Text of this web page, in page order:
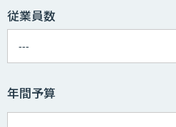
従業員数
年間予算